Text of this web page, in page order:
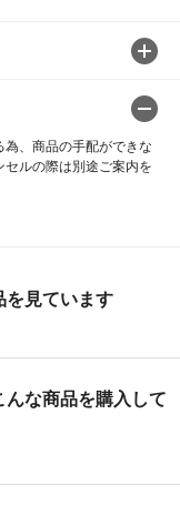
、商品の手配ができな
ルの際は別途ご案内を
を見ています
んな商品を購入して